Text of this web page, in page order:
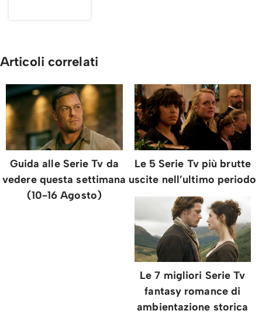
Articoli correlati
Guida alle Serie Tv da
vedere questa settimana
(10-16 Agosto)
Le 5 Serie Tv più brutte
uscite nell’ultimo periodo
Le 7 migliori Serie Tv
fantasy romance di
ambientazione storica